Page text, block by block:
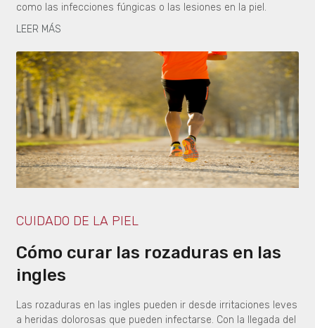
como las infecciones fúngicas o las lesiones en la piel.
LEER MÁS
CUIDADO DE LA PIEL
Cómo curar las rozaduras en las
ingles
Las rozaduras en las ingles pueden ir desde irritaciones leves
a heridas dolorosas que pueden infectarse. Con la llegada del